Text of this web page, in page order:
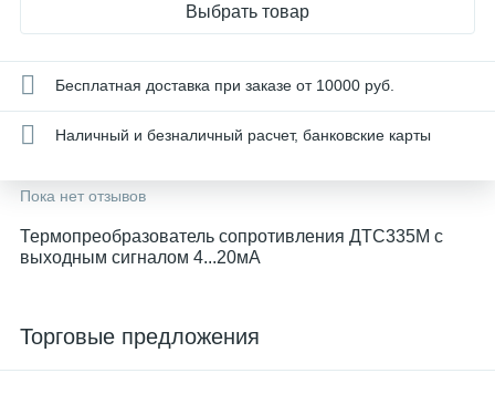
Выбрать товар
Бесплатная доставка при заказе от 10000 руб.
Наличный и безналичный расчет, банковские карты
Пока нет отзывов
Термопреобразователь сопротивления ДТC335М с
выходным сигналом 4...20мА
Торговые предложения